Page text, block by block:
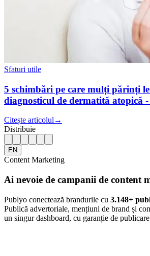
Sfaturi utile
5 schimbări pe care mulți părinți
diagnosticul de dermatită atopică
Citește articolul →
Distribuie
EN
Content Marketing
Ai nevoie de campanii de content
Publyo conectează brandurile cu 3.148+
Publică advertoriale, mențiuni de brand și
un singur dashboard, cu garanție de